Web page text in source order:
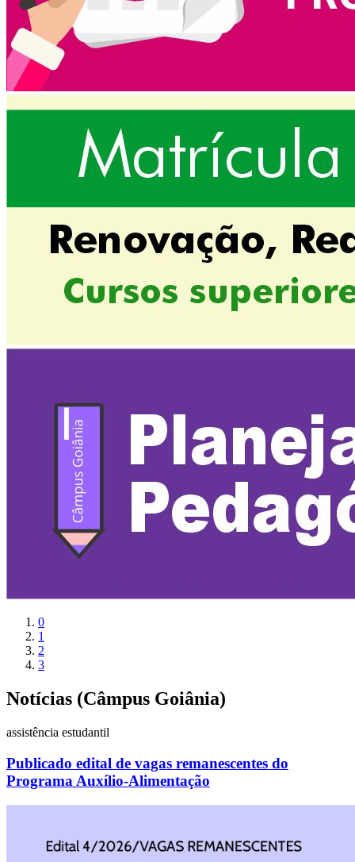
0
1
2
3
Notícias (Câmpus Goiânia)
assistência estudantil
Publicado edital de vagas remanescentes do
Programa Auxílio-Alimentação